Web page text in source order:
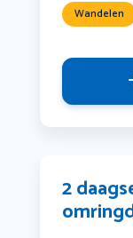
Wandelen
2